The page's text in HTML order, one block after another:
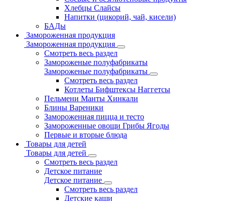
Хлебцы Слайсы
Напитки (цикорий, чай, кисели)
БАДы
Замороженная продукция
Замороженная продукция
Смотреть весь раздел
Замороженые полуфабрикаты
Замороженые полуфабрикаты
Смотреть весь раздел
Котлеты Бифштексы Наггетсы
Пельмени Манты Хинкали
Блины Вареники
Замороженная пицца и тесто
Замороженные овощи Грибы Ягоды
Первые и вторые блюда
Товары для детей
Товары для детей
Смотреть весь раздел
Детское питание
Детское питание
Смотреть весь раздел
Детские каши